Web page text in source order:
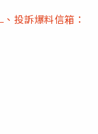
、投訴爆料信箱：